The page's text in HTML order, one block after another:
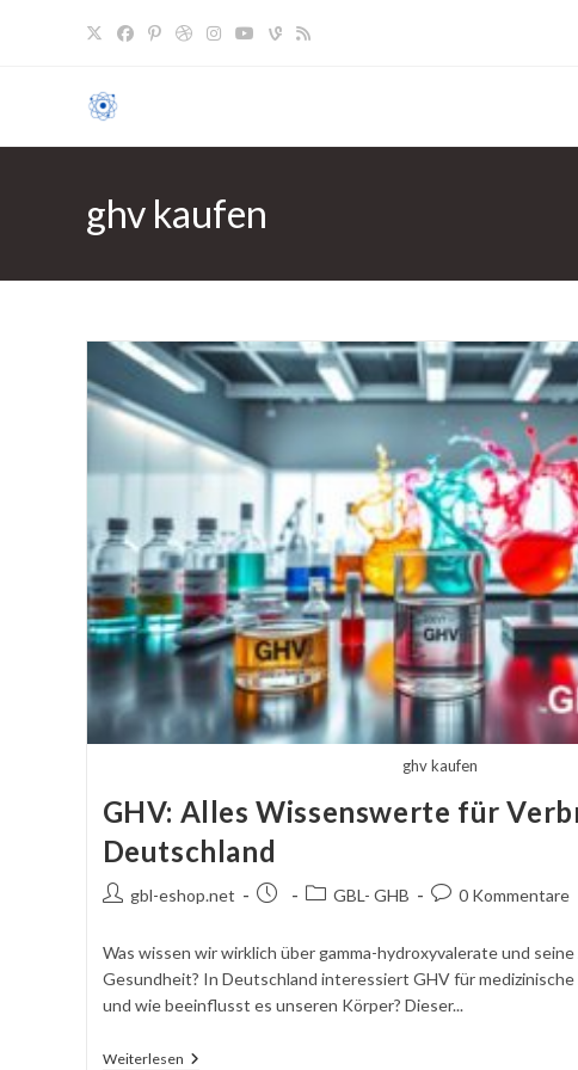
ghv kaufen
ghv kaufen
GHV: Alles Wissenswerte für
Deutschland
Autor
Beitrags:
gbl-eshop.net
BeitragBeitragskategorie:
GBL- GHB
Kommentare
0 Kommentare
Was wissen wir wirklich über gamma-hydroxyvalerate und
Gesundheit? In Deutschland interessiert GHV für
und wie beeinflusst es unseren Körper? Dieser...
WeiterlesenGHV: